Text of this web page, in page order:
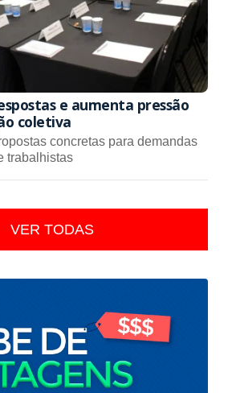
e aumenta pressão
coletiva
concretas para demandas
trabalhistas
VER TODAS